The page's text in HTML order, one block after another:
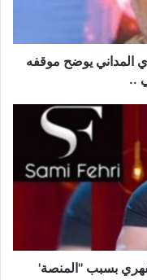
المداني يوضح موقفه
..
بسبب ''المنصة'